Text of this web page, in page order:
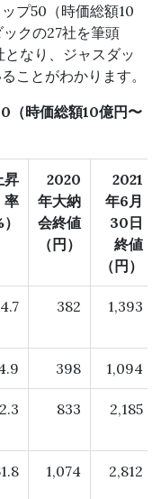
プ50（時価総額10
クの27社を筆頭
なり、ジャスダッ
ことがわかります。
（時価総額10億円〜
昇
率
2020
年大納
会終値
（円）
2021
年6月
30日
終値
（円）
382 1,393
398 1,094
833 2,185
1,074 2,812